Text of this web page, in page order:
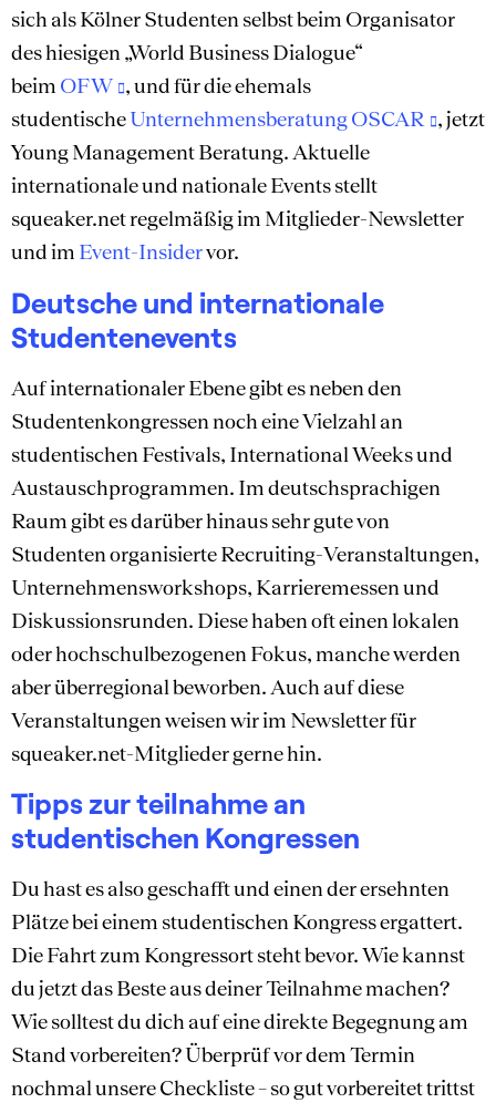
sich als Kölner Studenten selbst beim Organisator
des hiesigen „World Business Dialogue“
beim OFW , und für die ehemals
studentischeUnternehmensberatungOSCAR
, jetzt
Young Management Beratung. Aktuelle
internationale und nationale Events stellt
squeaker.net regelmäßig im Mitglieder-Newsletter
und im Event-Insidervor.
Deutsche und internationale
Studentenevents
Auf internationaler Ebene gibt es neben den
Studentenkongressen noch eine Vielzahl an
studentischen Festivals, International Weeks und
Austauschprogrammen. Im deutschsprachigen
Raum gibt es darüber hinaus sehr gute von
Studenten organisierte Recruiting-Veranstaltungen,
Unternehmensworkshops, Karrieremessen und
Diskussionsrunden. Diese haben oft einen lokalen
oder hochschulbezogenen Fokus, manche werden
aber überregional beworben. Auch auf diese
Veranstaltungen weisen wir im Newsletter für
squeaker.net-Mitglieder gerne hin.
Tipps zur teilnahme an
studentischen Kongressen
Du hast es also geschafft und einen der ersehnten
Plätze bei einem studentischen Kongress ergattert.
Die Fahrt zum Kongressort steht bevor. Wie kannst
du jetzt das Beste aus deiner Teilnahme machen?
Wie solltest du dich auf eine direkte Begegnung am
Stand vorbereiten? Überprüf vor dem Termin
nochmal unsere Checkliste – so gut vorbereitet trittst